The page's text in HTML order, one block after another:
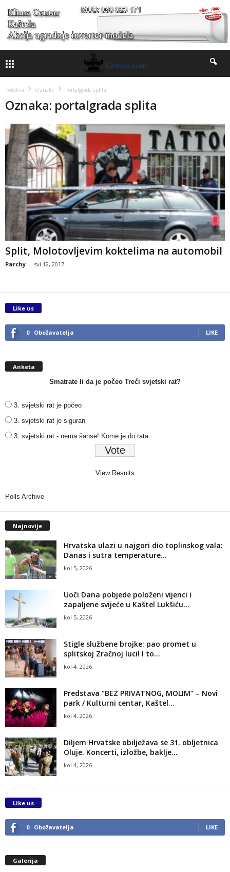
Početna Oznake Portalgrada splita
Oznaka: portalgrada splita
Split, Molotovljevim koktelima na automobil
Parchy - svi 12, 2017
Like us
0 Obožavatelja LIKE
Anketa
Smatrate li da je počeo Treći svjetski rat?
3. svjetski rat je počeo
3. svjetski rat je siguran
3. svjetski rat - nema šanse! Kome je do rata...
View Results
Polls Archive
Najnovije
Hrvatska ulazi u najgori dio toplinskog vala:
Danas i sutra temperature...
kol 5, 2026
Uoči Dana pobjede položeni vijenci i
zapaljene svijeće u Kaštel Lukšiću...
kol 5, 2026
Stigle službene brojke: pao promet u
splitskoj Zračnoj luci! I to...
kol 4, 2026
Predstava “BEZ PRIVATNOG, MOLIM” – Novi
park / Kulturni centar, Kaštel...
kol 4, 2026
Diljem Hrvatske obilježava se 31. obljetnica
Oluje. Koncerti, izložbe, baklje…
kol 4, 2026
Like us
0 Obožavatelja LIKE
Galerija